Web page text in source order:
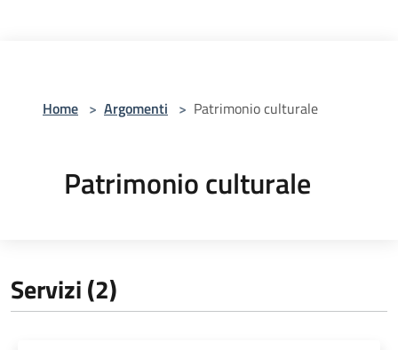
Home > Argomenti > Patrimonio culturale
Patrimonio culturale
Servizi (2)